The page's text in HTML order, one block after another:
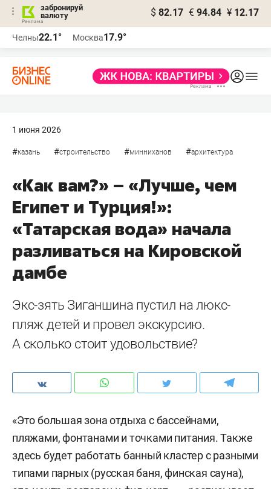
забронируй
валюту
$ 82.17 € 94.84 ¥ 12.17
Челны22.1° Москва17.9°
1 июня 2026
#казань #строительство #минниханов #архитектура
«Как вам?» – «Лучше, чем
Египет и Турция!»:
«Татарская вода» начала
разливаться на Кировской
дамбе
Экс-зять Зиганшина пустил на люкс-
пляж детей и провел экскурсию.
А сколько стоит удовольствие?
«Это большая зона отдыха с бассейнами,
пляжами, фонтанами и точками питания. Также
здесь будет работать банный кластер с разными
типами парных (русская баня, финская сауна),